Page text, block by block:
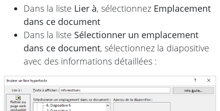
Dans la liste Lier à, sélectionnez Emplacement
dans ce document
Dans la liste Sélectionner un emplacement
dans ce document, sélectionnez la diapositive
avec des informations détaillées :